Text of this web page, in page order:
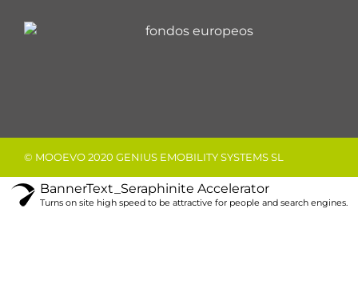
© MOOEVO 2020 GENIUS EMOBILITY SYSTEMS SL
BannerText_Seraphinite Accelerator
Turns on site high speed to be attractive for people and search engines.